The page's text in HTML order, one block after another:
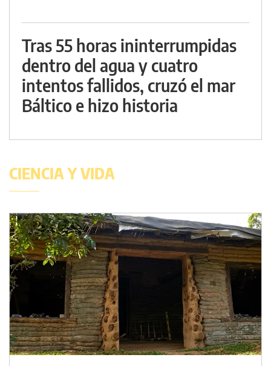
Tras 55 horas ininterrumpidas
dentro del agua y cuatro
intentos fallidos, cruzó el mar
Báltico e hizo historia
CIENCIA Y VIDA